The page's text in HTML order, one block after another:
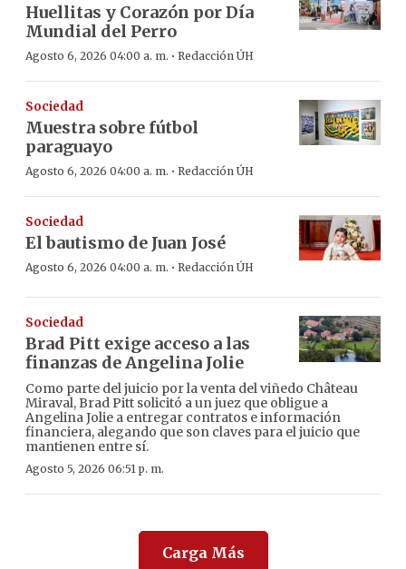
Huellitas y Corazón por Día
Mundial del Perro
Agosto 6, 2026 04:00 a. m. · Redacción ÚH
Sociedad
Muestra sobre fútbol
paraguayo
Agosto 6, 2026 04:00 a. m. · Redacción ÚH
Sociedad
El bautismo de Juan José
Agosto 6, 2026 04:00 a. m. · Redacción ÚH
Sociedad
Brad Pitt exige acceso a las
finanzas de Angelina Jolie
Como parte del juicio por la venta del viñedo Château
Miraval, Brad Pitt solicitó a un juez que obligue a
Angelina Jolie a entregar contratos e información
financiera, alegando que son claves para el juicio que
mantienen entre sí.
Agosto 5, 2026 06:51 p. m.
Carga Más